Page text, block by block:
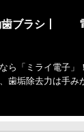
ブラシ丨
ら「ミライ電子
歯垢除去力は手み